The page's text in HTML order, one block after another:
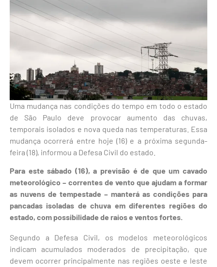
Uma mudança nas condições do tempo em todo o estado
de São Paulo deve provocar aumento das chuvas,
temporais isolados e nova queda nas temperaturas. Essa
mudança ocorrerá entre hoje (16) e a próxima segunda-
feira (18), informou a Defesa Civil do estado.
Para este sábado (16), a previsão é de que um cavado
meteorológico – correntes de vento que ajudam a formar
as nuvens de tempestade – manterá as condições para
pancadas isoladas de chuva em diferentes regiões do
estado, com possibilidade de raios e ventos fortes.
Segundo a Defesa Civil, os modelos meteorológicos
indicam acumulados moderados de precipitação, que
devem ocorrer principalmente nas regiões oeste e leste